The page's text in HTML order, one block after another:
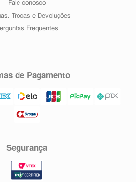
Fale conosco
Trocas e Devoluções
Frequentes
de Pagamento
Segurança